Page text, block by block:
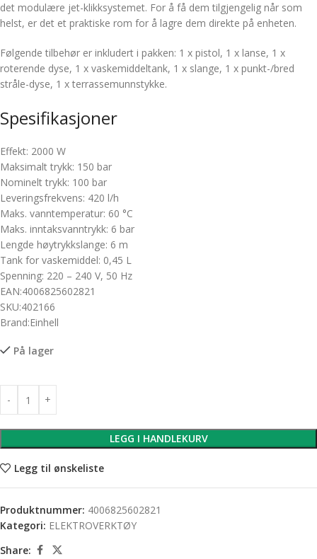
det modulære jet-klikksystemet. For å få dem tilgjengelig når som
helst, er det et praktiske rom for å lagre dem direkte på enheten.
Følgende tilbehør er inkludert i pakken: 1 x pistol, 1 x lanse, 1 x
roterende dyse, 1 x vaskemiddeltank, 1 x slange, 1 x punkt-/bred
stråle-dyse, 1 x terrassemunnstykke.
Spesifikasjoner
Effekt: 2000 W
Maksimalt trykk: 150 bar
Nominelt trykk: 100 bar
Leveringsfrekvens: 420 l/h
Maks. vanntemperatur: 60 °C
Maks. inntaksvanntrykk: 6 bar
Lengde høytrykkslange: 6 m
Tank for vaskemiddel: 0,45 L
Spenning: 220 – 240 V, 50 Hz
EAN:4006825602821
SKU:402166
Brand:Einhell
På lager
LEGG I HANDLEKURV
Legg til ønskeliste
Produktnummer: 4006825602821
Kategori: ELEKTROVERKTØY
Share: